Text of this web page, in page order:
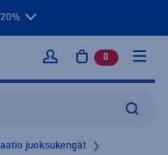
Kirjaudu sisään
0 tuotetta
juoksukengät